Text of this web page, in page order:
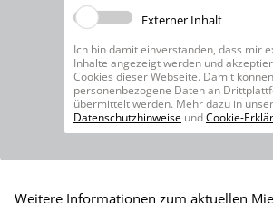
Externer Inhalt
Ich bin damit einverstanden, dass mir
Inhalte angezeigt werden und
Cookies dieser Webseite. Damit können
personenbezogene Daten an
übermittelt werden. Mehr dazu in
Datenschutzhinweise undCookie-
Weitere Informationen zum aktuellen